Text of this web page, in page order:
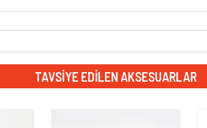
TAVSIYE EDILEN AKSESUARLAR